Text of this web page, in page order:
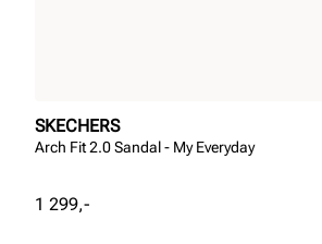
SKECHERS
Arch Fit 2.0 Sandal - My Everyday
Pris
1 299,-